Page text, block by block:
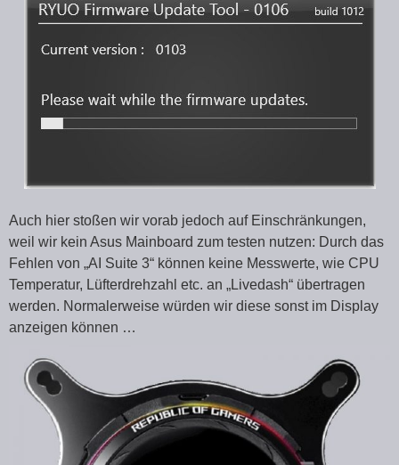
Auch hier stoßen wir vorab jedoch auf Einschränkungen,
weil wir kein Asus Mainboard zum testen nutzen: Durch das
Fehlen von „AI Suite 3“ können keine Messwerte, wie CPU
Temperatur, Lüfterdrehzahl etc. an „Livedash“ übertragen
werden. Normalerweise würden wir diese sonst im Display
anzeigen können …